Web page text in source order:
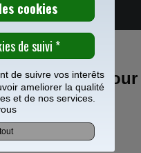
partir de 49€
POUR
électriques pour
moto
de suivre vos interêts
ameliorer la qualité
et de nos services.